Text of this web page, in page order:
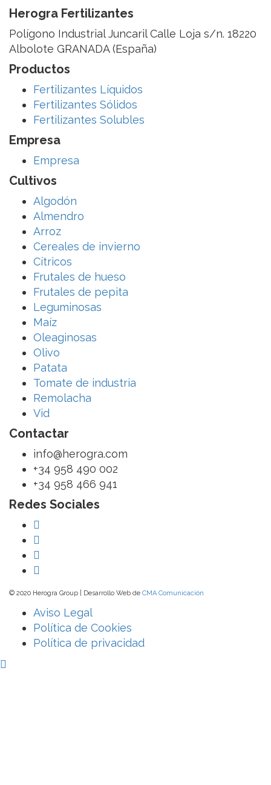
Herogra Fertilizantes
Polígono Industrial Juncaril Calle Loja s/n. 18220
Albolote GRANADA (España)
Productos
Fertilizantes Líquidos
Fertilizantes Sólidos
Fertilizantes Solubles
Empresa
Empresa
Cultivos
Algodón
Almendro
Arroz
Cereales de invierno
Cítricos
Frutales de hueso
Frutales de pepita
Leguminosas
Maíz
Oleaginosas
Olivo
Patata
Tomate de industria
Remolacha
Vid
Contactar
info@herogra.com
+34 958 490 002
+34 958 466 941
Redes Sociales
© 2020 Herogra Group | Desarrollo Web de CMA Comunicación
Aviso Legal
Política de Cookies
Política de privacidad